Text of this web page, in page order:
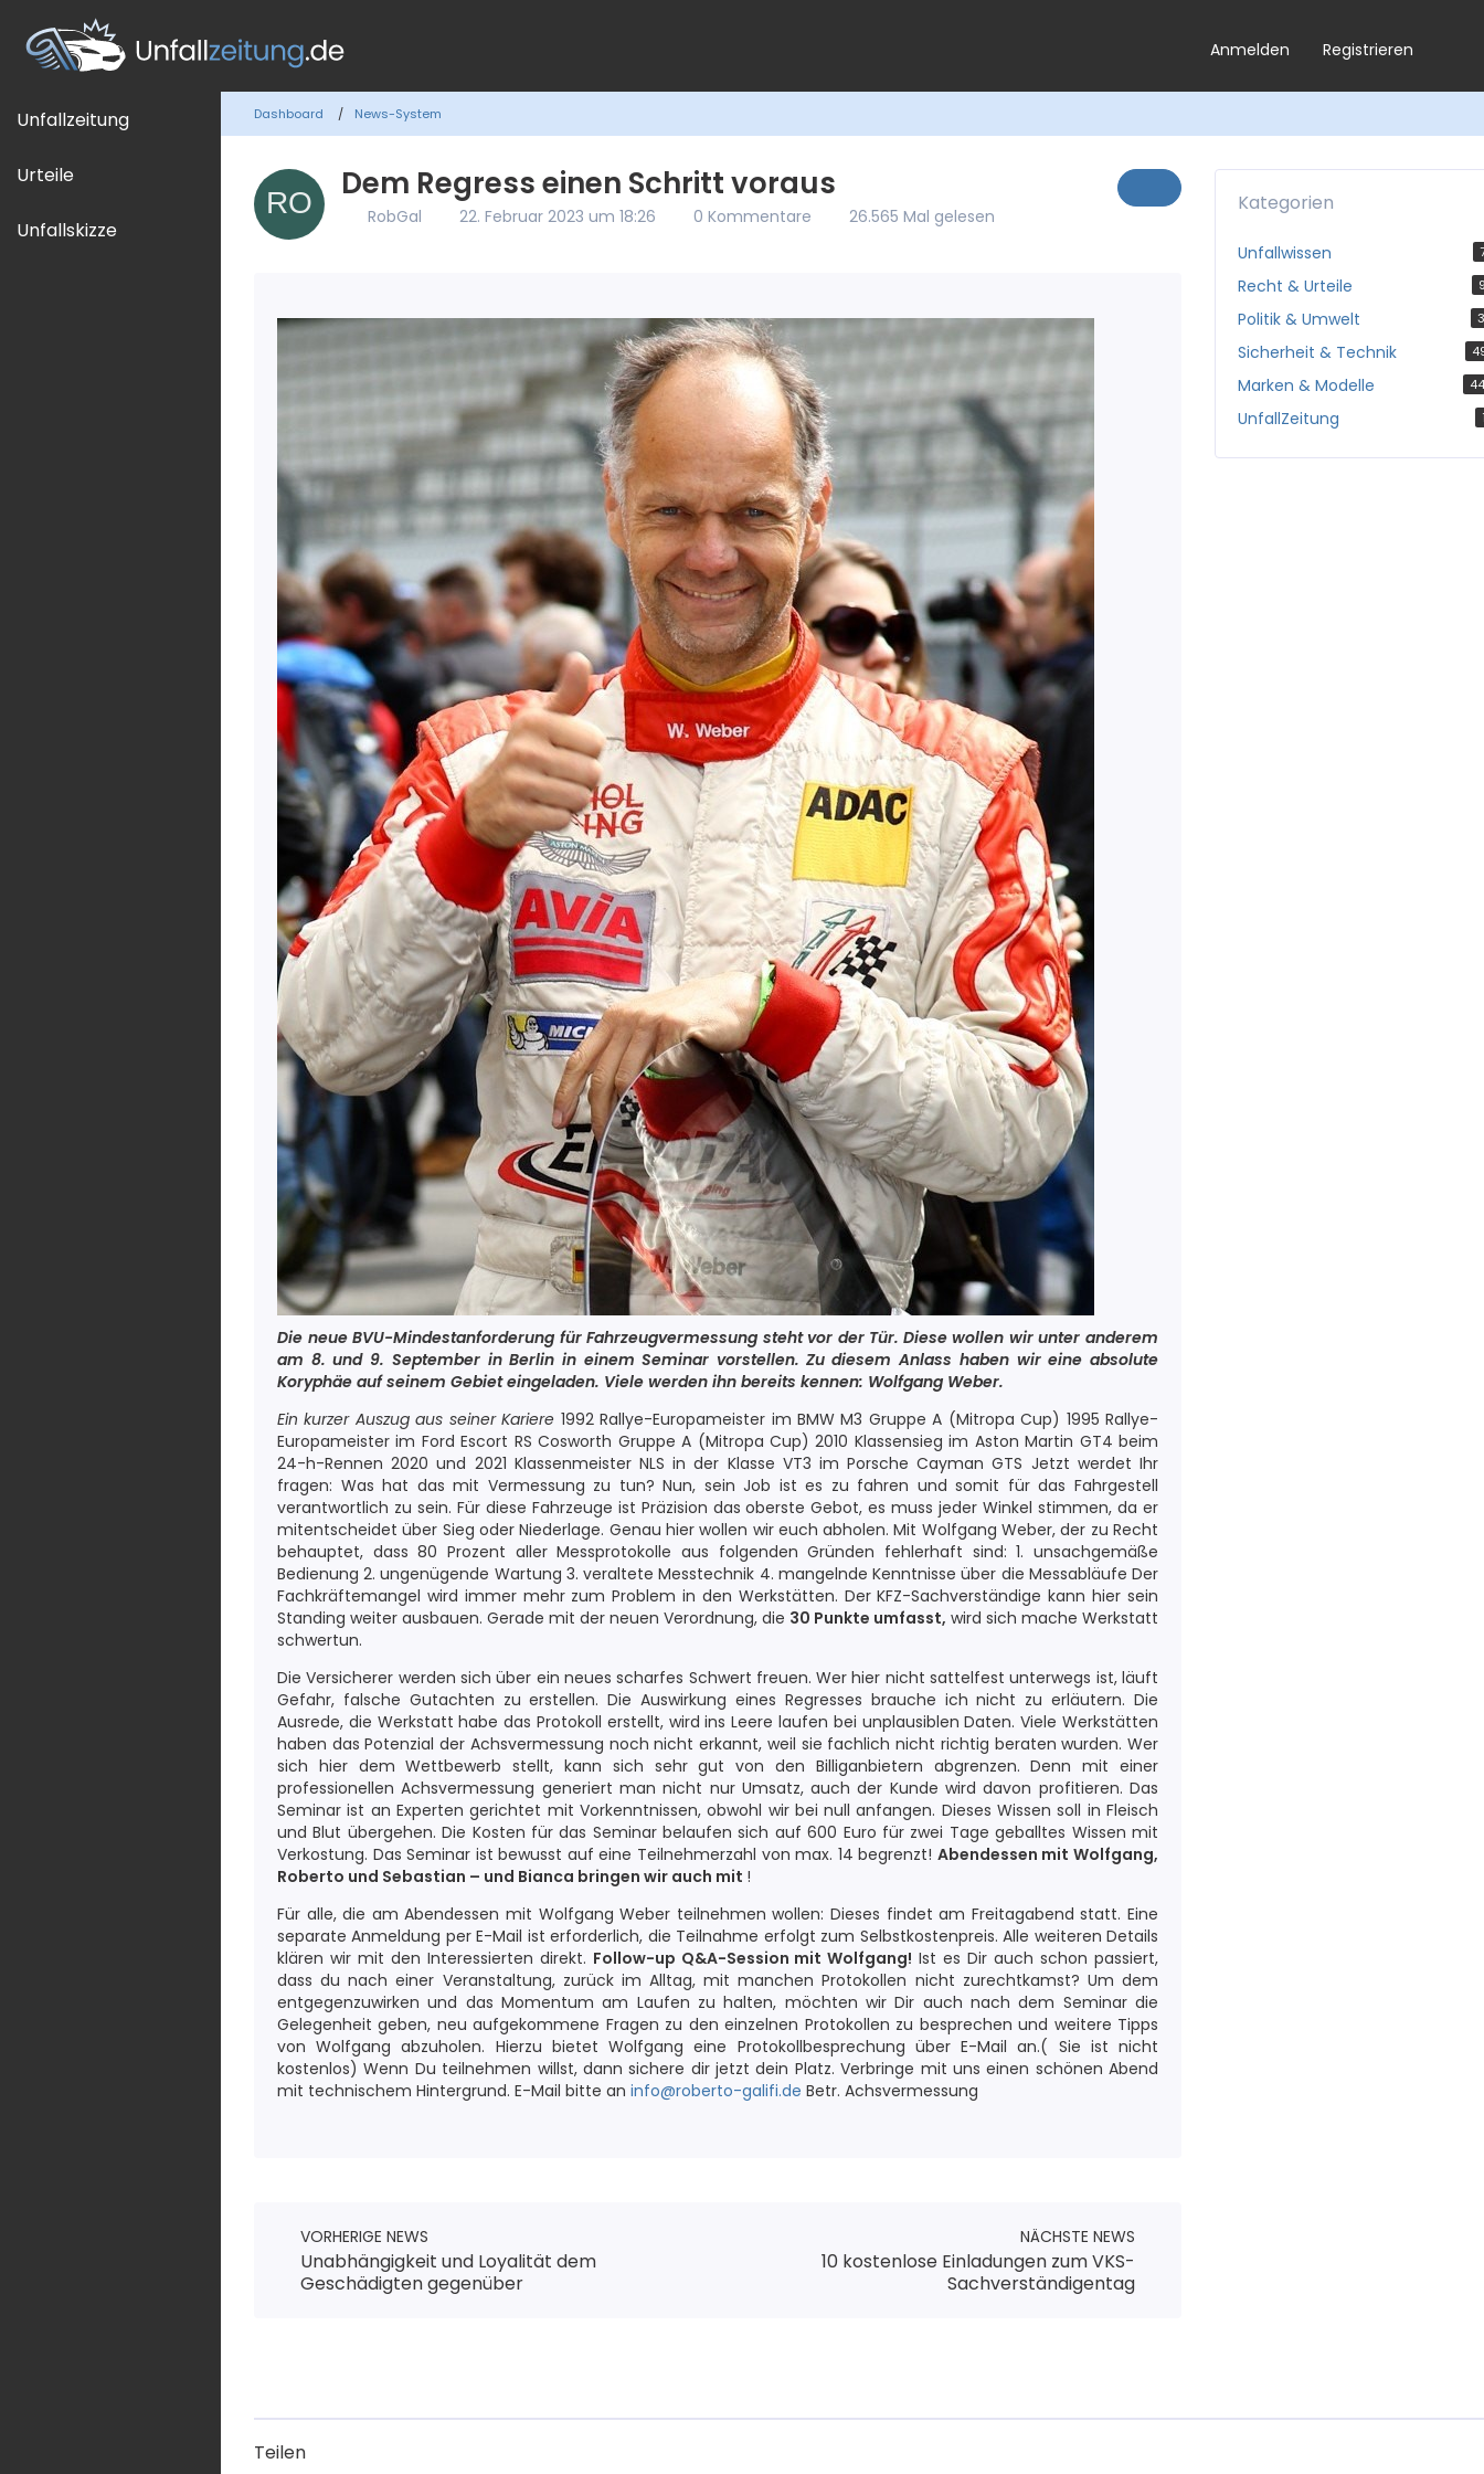
Unfallzeitung
Urteile
Unfallskizze
Anmelden Registrieren
Dashboard News-System
Dem Regress einen Schritt voraus
RobGal 22. Februar 2023 um 18:26 0 Kommentare 26.565 Mal gelesen
Die neue BVU-Mindestanforderung für Fahrzeugvermessung steht vor der Tür. Diese wollen wir unter anderem
am 8. und 9. September in Berlin in einem Seminar vorstellen. Zu diesem Anlass haben wir eine absolute
Koryphäe auf seinem Gebiet eingeladen. Viele werden ihn bereits kennen: Wolfgang Weber.
Ein kurzer Auszug aus seiner Kariere 1992 Rallye-Europameister im BMW M3 Gruppe A (Mitropa Cup) 1995 Rallye-
Europameister im Ford Escort RS Cosworth Gruppe A (Mitropa Cup) 2010 Klassensieg im Aston Martin GT4 beim
24-h-Rennen 2020 und 2021 Klassenmeister NLS in der Klasse VT3 im Porsche Cayman GTS Jetzt werdet Ihr
fragen: Was hat das mit Vermessung zu tun? Nun, sein Job ist es zu fahren und somit für das Fahrgestell
verantwortlich zu sein. Für diese Fahrzeuge ist Präzision das oberste Gebot, es muss jeder Winkel stimmen, da er
mitentscheidet über Sieg oder Niederlage. Genau hier wollen wir euch abholen. Mit Wolfgang Weber, der zu Recht
behauptet, dass 80 Prozent aller Messprotokolle aus folgenden Gründen fehlerhaft sind: 1. unsachgemäße
Bedienung 2. ungenügende Wartung 3. veraltete Messtechnik 4. mangelnde Kenntnisse über die Messabläufe Der
Fachkräftemangel wird immer mehr zum Problem in den Werkstätten. Der KFZ-Sachverständige kann hier sein
Standing weiter ausbauen. Gerade mit der neuen Verordnung, die 30 Punkte umfasst, wird sich mache Werkstatt
schwertun.
Die Versicherer werden sich über ein neues scharfes Schwert freuen. Wer hier nicht sattelfest unterwegs ist, läuft
Gefahr, falsche Gutachten zu erstellen. Die Auswirkung eines Regresses brauche ich nicht zu erläutern. Die
Ausrede, die Werkstatt habe das Protokoll erstellt, wird ins Leere laufen bei unplausiblen Daten. Viele Werkstätten
haben das Potenzial der Achsvermessung noch nicht erkannt, weil sie fachlich nicht richtig beraten wurden. Wer
sich hier dem Wettbewerb stellt, kann sich sehr gut von den Billiganbietern abgrenzen. Denn mit einer
professionellen Achsvermessung generiert man nicht nur Umsatz, auch der Kunde wird davon profitieren. Das
Seminar ist an Experten gerichtet mit Vorkenntnissen, obwohl wir bei null anfangen. Dieses Wissen soll in Fleisch
und Blut übergehen. Die Kosten für das Seminar belaufen sich auf 600 Euro für zwei Tage geballtes Wissen mit
Verkostung. Das Seminar ist bewusst auf eine Teilnehmerzahl von max. 14 begrenzt! Abendessen mit Wolfgang,
Roberto und Sebastian – und Bianca bringen wir auch mit !
Für alle, die am Abendessen mit Wolfgang Weber teilnehmen wollen: Dieses findet am Freitagabend statt. Eine
separate Anmeldung per E-Mail ist erforderlich, die Teilnahme erfolgt zum Selbstkostenpreis. Alle weiteren Details
klären wir mit den Interessierten direkt. Follow-up Q&A-Session mit Wolfgang! Ist es Dir auch schon passiert,
dass du nach einer Veranstaltung, zurück im Alltag, mit manchen Protokollen nicht zurechtkamst? Um dem
entgegenzuwirken und das Momentum am Laufen zu halten, möchten wir Dir auch nach dem Seminar die
Gelegenheit geben, neu aufgekommene Fragen zu den einzelnen Protokollen zu besprechen und weitere Tipps
von Wolfgang abzuholen. Hierzu bietet Wolfgang eine Protokollbesprechung über E-Mail an.( Sie ist nicht
kostenlos) Wenn Du teilnehmen willst, dann sichere dir jetzt dein Platz. Verbringe mit uns einen schönen Abend
mit technischem Hintergrund. E-Mail bitte an info@roberto-galifi.de Betr. Achsvermessung
VORHERIGE NEWS
Unabhängigkeit und Loyalität dem
Geschädigten gegenüber
NÄCHSTE NEWS
10 kostenlose Einladungen zum VKS-
Sachverständigentag
Kategorien
Unfallwissen
Recht & Urteile
Politik & Umwelt
Sicherheit & Technik
Marken & Modelle
UnfallZeitung
Teilen